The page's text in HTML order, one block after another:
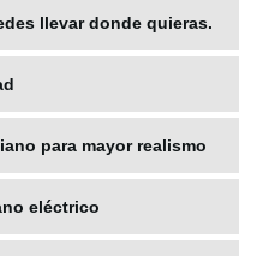
llevar donde quieras.
para mayor realismo
eléctrico